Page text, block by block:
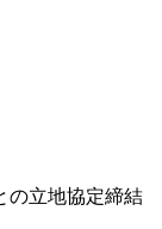
の立地協定締結